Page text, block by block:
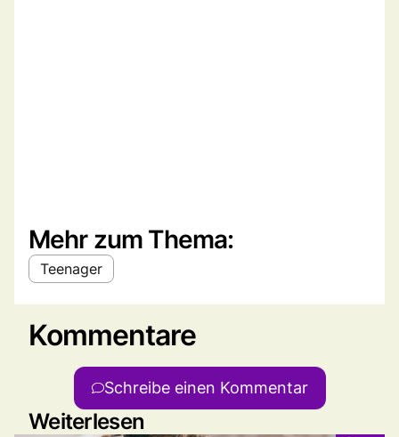
Mehr zum Thema:
Teenager
Kommentare
Schreibe einen Kommentar
Weiterlesen